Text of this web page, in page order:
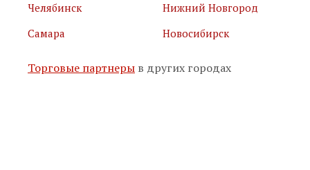
Подписаться
Челябинск
Нижний Новгород
Самара
Новосибирск
Торговые партнеры в других городах